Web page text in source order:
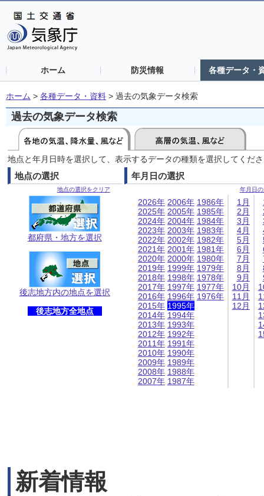
ホーム 防災情報 各種データ・
ホーム > 各種データ・資料 > 過去の気象データ検索
過去の気象データ検索
地点と年月日時を選択して、表示するデータの種類を選択してくだ
地点の選択
地点の選択をクリア
都府県・地方を選択
後志地方内の地点を選択
後志地方全地点
年月日の選択
年月日
2026年
2025年
2024年
2023年
2022年
2021年
2020年
2019年
2018年
2017年
2016年
2015年
2014年
2013年
2012年
2011年
2010年
2009年
2008年
2007年
2006年
2005年
2004年
2003年
2002年
2001年
2000年
1999年
1998年
1997年
1996年
1995年
1994年
1993年
1992年
1991年
1990年
1989年
1988年
1987年
1986年
1985年
1984年
1983年
1982年
1981年
1980年
1979年
1978年
1977年
1976年
1月
2月
3月
4月
5月
6月
7月
8月
9月
10月
11月
12月
新着情報